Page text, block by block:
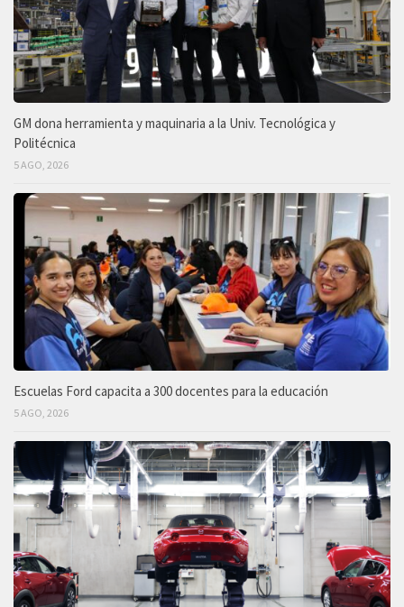
GM dona herramienta y maquinaria a la Univ. Tecnológica y
Politécnica
5 AGO, 2026
Escuelas Ford capacita a 300 docentes para la educación
5 AGO, 2026